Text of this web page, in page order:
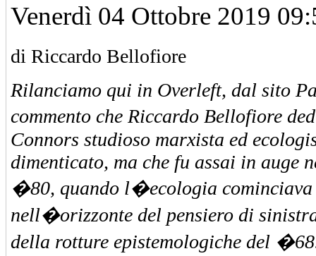
Venerdì 04 Ottobre 2019
di Riccardo Bellofiore
Rilanciamo qui in Overleft, dal sito
commento che Riccardo Bellofiore
Connors studioso marxista ed
dimenticato, ma che fu assai in auge
�80, quando l�ecologia cominciava
nell�orizzonte del pensiero di
della rotture epistemologiche del